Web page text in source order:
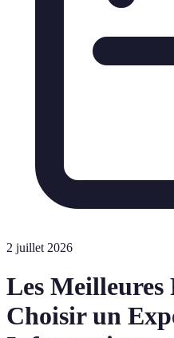
2 juillet 2026
Les
Choisir un